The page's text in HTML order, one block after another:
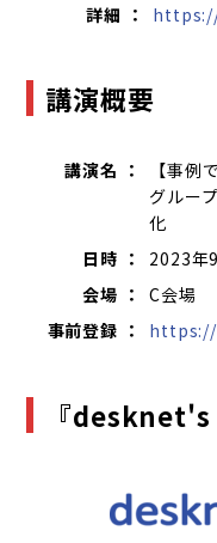
詳細 ：
講演概要
講演名 ：
【事
グルー
化
日時 ：
2023年
会場 ：
C会場
事前登録 ：
『desknet's